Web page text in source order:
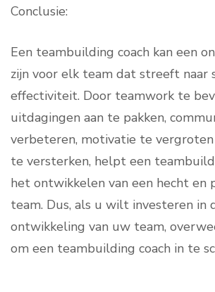
Conclusie:
Een teambuilding coach kan een
zijn voor elk team dat streeft naar
effectiviteit. Door teamwork te
uitdagingen aan te pakken,
verbeteren, motivatie te vergroten
te versterken, helpt een
het ontwikkelen van een hecht en
team. Dus, als u wilt investeren in
ontwikkeling van uw team,
om een teambuilding coach in te